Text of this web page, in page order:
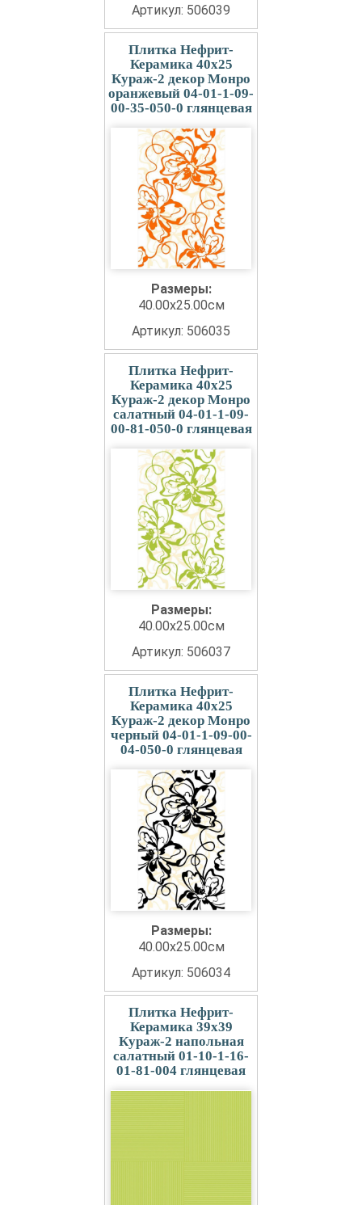
Артикул: 506039
Плитка Нефрит-
Керамика 40x25
Кураж-2 декор Монро
оранжевый 04-01-1-09-
00-35-050-0 глянцевая
Размеры:
40.00x25.00см
Артикул: 506035
Плитка Нефрит-
Керамика 40x25
Кураж-2 декор Монро
салатный 04-01-1-09-
00-81-050-0 глянцевая
Размеры:
40.00x25.00см
Артикул: 506037
Плитка Нефрит-
Керамика 40x25
Кураж-2 декор Монро
черный 04-01-1-09-00-
04-050-0 глянцевая
Размеры:
40.00x25.00см
Артикул: 506034
Плитка Нефрит-
Керамика 39x39
Кураж-2 напольная
салатный 01-10-1-16-
01-81-004 глянцевая